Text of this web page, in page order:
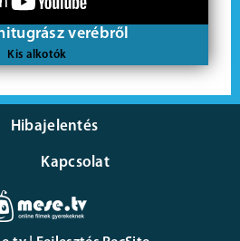
verébről
Kis alkotók
Hibajelentés
Kapcsolat